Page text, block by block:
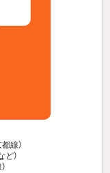
線）
ど）